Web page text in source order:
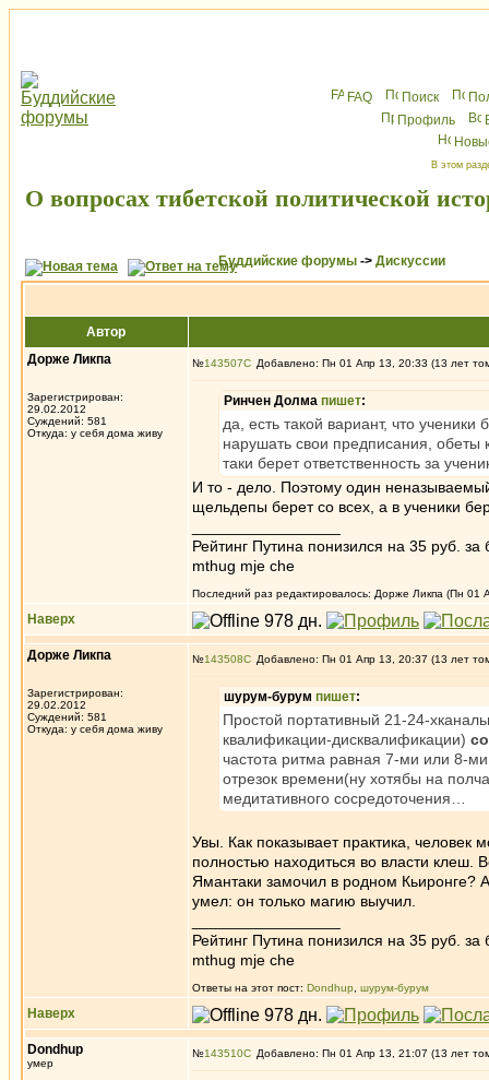
FAQ Поиск
Профиль
В этом
О вопросах тибетской политической
Буддийские форумы -> Дискуссии
Автор
Дорже Ликпа
Зарегистрирован:
29.02.2012
Суждений: 581
Откуда: у себя дома живу
№143507 Добавлено: Пн 01 Апр 13, 20:33 (13 лет
Ринчен Долма пишет:
да, есть такой вариант, что
нарушать свои предписания, обеты
таки берет ответственность за
И то - дело. Поэтому один
щельдепы берет со всех, а в ученики
Рейтинг Путина понизился на 35 руб. за
mthug mje che
Последний раз редактировалось: Дорже Ликпа (Пн 01
Наверх
Дорже Ликпа
Зарегистрирован:
29.02.2012
Суждений: 581
Откуда: у себя дома живу
№143508 Добавлено: Пн 01 Апр 13, 20:37 (13 лет
шурум-бурум пишет:
Простой портативный 21-24-
квалификации-дисквалификации)
частота ритма равная 7-ми или 8-
отрезок времени(ну хотябы на
медитативного сосредоточения…
Увы. Как показывает практика, человек
полностью находиться во власти
Ямантаки замочил в родном Кьиронге?
умел: он только магию выучил.
Рейтинг Путина понизился на 35 руб. за
mthug mje che
Ответы на этот пост: Dondhup шурум-бурум
Наверх
Dondhup
умер
№143510 Добавлено: Пн 01 Апр 13, 21:07 (13 лет